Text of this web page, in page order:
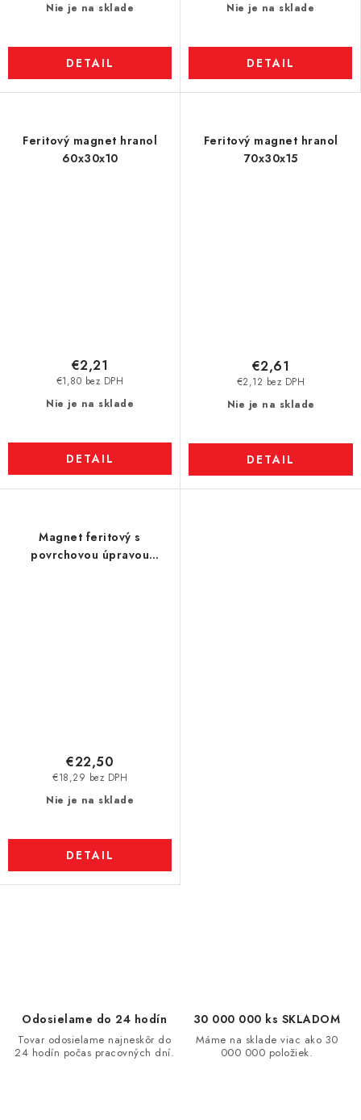
Nie je na sklade
DETAIL
Nie je na sklade
DETAIL
Feritový magnet hranol
60x30x10
Nie je na sklade
€1,80 bez DPH
€2,21
DETAIL
Feritový magnet hranol
70x30x15
Nie je na sklade
€2,12 bez DPH
€2,61
DETAIL
Magnet feritový s
povrchovou úpravou
Nie je na sklade
€18,29 bez DPH
€22,50
DETAIL
c
Odosielame do 24 hodín
Tovar odosielame najneskôr do
24 hodín počas pracovných dní.
30 000 000 ks SKLADOM
Máme na sklade viac ako 30
000 000 položiek.